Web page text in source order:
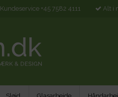
Kundeservice +45 7582 4111 Alt i